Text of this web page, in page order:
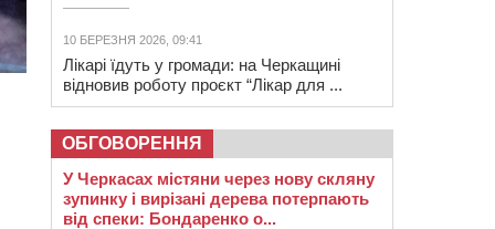
10 БЕРЕЗНЯ 2026, 09:41
Лікарі їдуть у громади: на Черкащині
відновив роботу проєкт “Лікар для ...
ОБГОВОРЕННЯ
У Черкасах містяни через нову скляну
зупинку і вирізані дерева потерпають
від спеки: Бондаренко о...